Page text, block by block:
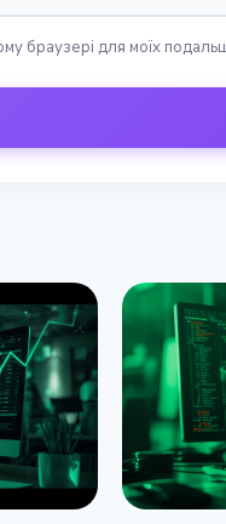
браузері для моїх